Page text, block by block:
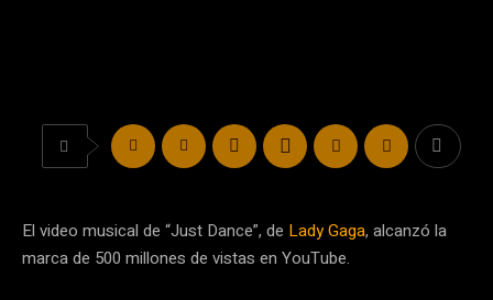
El video musical de “Just Dance”, de Lady Gaga, alcanzó la
marca de 500 millones de vistas en YouTube.